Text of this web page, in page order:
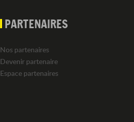
PARTENAIRES
Nos partenaires
Devenir partenaire
Espace partenaires